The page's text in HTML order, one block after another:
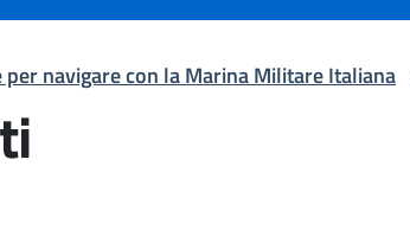
per navigare con la Marina Militare Italiana